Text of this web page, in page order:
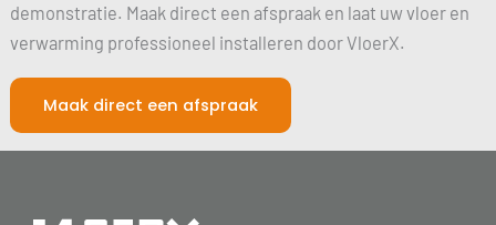
demonstratie. Maak direct een afspraak en laat uw vloer en
verwarming professioneel installeren door VloerX.
Maak direct een afspraak